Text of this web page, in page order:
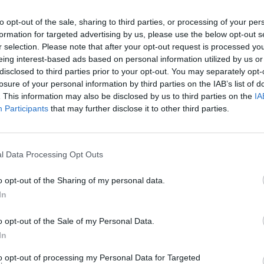
opt-out of the sale, sharing to third parties, or processing of your
for targeted advertising by us, please use the below opt-out
selection. Please note that after your opt-out request is processed
interest-based ads based on personal information utilized by us
to third parties prior to your opt-out. You may separately
of your personal information by third parties on the IAB’s list of
This information may also be disclosed by us to third parties on the
Participants that may further disclose it to other third parties.
Data Processing Opt Outs
opt-out of the Sharing of my personal data.
opt-out of the Sale of my Personal Data.
opt-out of processing my Personal Data for Targeted
kiemelkedő hazai és nemzetközi agrárgazdasági
agrárpiaci szereplők sikeres üzleti és beruházási
az érdeklődőket: az esemény ünnepélyes szakmai előesttel
kimerítően részletes egész napos szakmai tartalmi kínálat követ. A konferencián a hazai
vállalati és érdekképviseleti szféra csúcsvezetői nyújtanak
agrárgazdaság valamennyi szereplője – a termelők, az
hasznos tájékoztatásul szolgálhatnak. Emellett a
lehetőséget biztosít az agráriumot kiszolgáló vállalkozások
kerekasztal-beszélgetések mellett pedig szórakoztató
odaítélhető díjakat, amelyek az agrárium legkiemelkedőbb
RÉSZLETEK & JEGYEK
2026. november 26. Marriott Hotel
Elképesztő ütemben digitalizálódik az életünk és ezzel
megszűnnek, a fiókokba, személyes ügyintézésre csak a